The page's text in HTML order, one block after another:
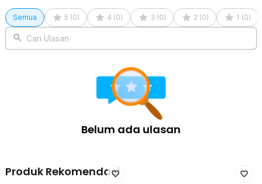
Semua 5 (0) 4 (0) 3 (0) 2 (0) 1 (0)
Cari Ulasan
Belum ada ulasan
Produk Rekomendasi